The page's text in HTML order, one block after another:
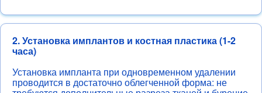
2. Установка имплантов и костная пластика (1-2
часа)
Установка импланта при одновременном удалении
проводится в достаточно облегченной форма: не